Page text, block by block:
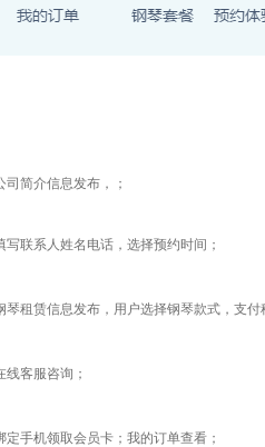
司简介信息发布， ；
写联系人姓名电话，选择预约时间；
琴租赁信息发布，用户选择钢琴款式，支付
线客服咨询；
定手机领取会员卡；我的订单查看；